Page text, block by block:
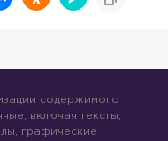
содержимого
включая тексты,
графические